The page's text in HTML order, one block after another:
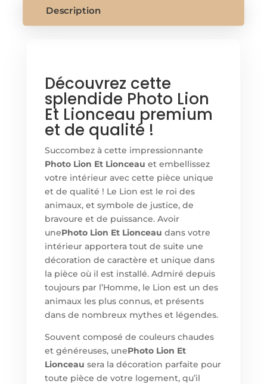
Description
Découvrez cette
splendide Photo Lion
Et Lionceau premium
et de qualité !
Succombez à cette impressionnante
Photo Lion Et Lionceau et embellissez
votre intérieur avec cette pièce unique
et de qualité ! Le Lion est le roi des
animaux, et symbole de justice, de
bravoure et de puissance. Avoir
unePhoto Lion Et Lionceau dans votre
intérieur apportera tout de suite une
décoration de caractère et unique dans
la pièce où il est installé. Admiré depuis
toujours par l’Homme, le Lion est un des
animaux les plus connus, et présents
dans de nombreux mythes et légendes.
Souvent composé de couleurs chaudes
et généreuses, unePhoto Lion Et
Lionceau sera la décoration parfaite pour
toute pièce de votre logement, qu’il